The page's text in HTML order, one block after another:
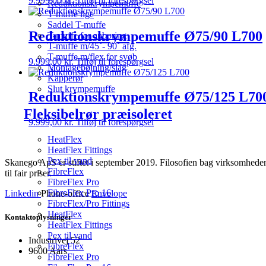
Reduktionskrympemuffe
T-muffe lige
Saddel T-muffe
T-muffe for anboring
T-muffe m/45˚- 90˚ afg.
T-muffe m/flex for svøb
Montagebøjning/slag
Kapperør
Slut krympemuffe
Fleksibelrør præisoleret
HeatFlex
HeatFlex Fittings
Pex til vand
FibreFlex
FibreFlex Pro
FibreFlex Pro 16
FibreFlex/Pro Fittings
HeatFlex
HeatFlex Fittings
Pex til vand
FibreFlex
FibreFlex Pro
Reduktionskrympemuffe Ø75/90 L700
9.999,00kr. Tilføj til forespørgsel
Reduktionskrympemuffe Ø75/125
9.999,00kr. Tilføj til forespørgsel
Skanego ApS er stiftet i september 2019. Filosofien bag
til fair priser.
Linkedin Phone-office Envelope
Kontaktoplysninger
Industrivej 52
9600 Aars